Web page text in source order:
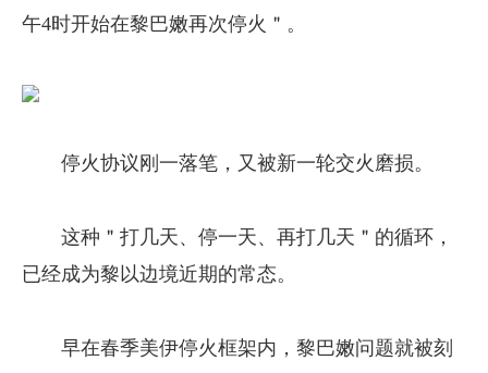
午4时开始在黎巴嫩再次停火＂。
停火协议刚一落笔，又被新一轮交火磨损。
这种＂打几天、停一天、再打几天＂的循环，
已经成为黎以边境近期的常态。
早在春季美伊停火框架内，黎巴嫩问题就被刻